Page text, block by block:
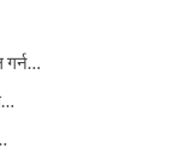
गर्न…